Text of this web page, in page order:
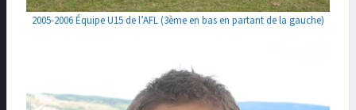
2005-2006 Équipe U15 de l’AFL (3ème en bas en partant de la gauche)